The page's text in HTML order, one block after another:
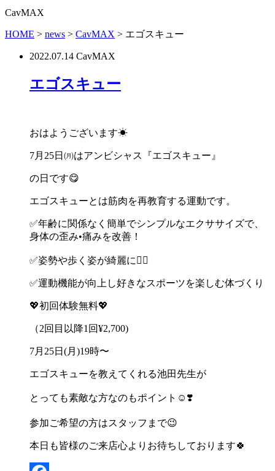
CavMAX
HOME > news > CavMAX > エゴスキュー
2022.07.14 CavMAX
エゴスキュー
おはようございます☀
7月 25日㈪はアンビシャス『エゴスキュー』
の日です😋
エゴスキューとは筋肉を再教育する運動です。
✅年齢に関係なく簡単でシンプルなエクササイズで、
身体の歪み•痛みを改善！
✅姿勢や歩く姿が綺麗に 🧚‍♀️
✅運動機能が向上し好きなスポーツを楽しむ体づくり
💖初回体験無料💖
（2回目以降1 回¥2,700)
7月 25日 (月 )19時〜
エゴスキューを教えてくれる池田先生が
とっても素敵な方なのもポイント ☺️❣️
参加ご希望の方はスタッフまで😉
本日も皆様のご来店心よりお待ちしております🍀